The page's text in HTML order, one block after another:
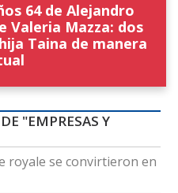
64 de Alejandro
Valeria Mazza: dos
Taina de manera
"EMPRESAS Y
royale se convirtieron en